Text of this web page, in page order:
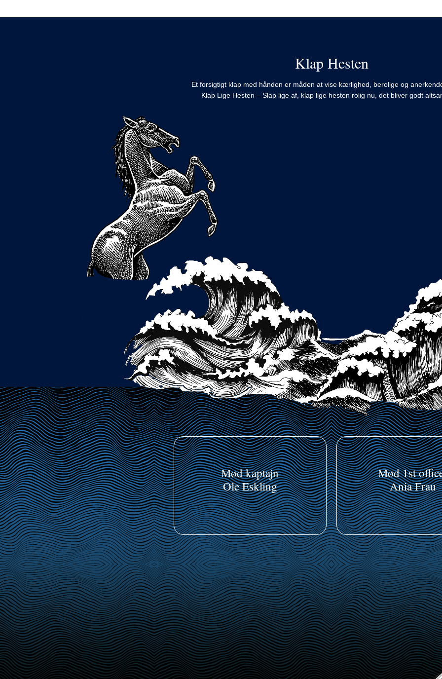
Klap Hesten
Et forsigtigt klap med hånden er måden at vise kærlighed, berolige og
Klap Lige Hesten – Slap lige af, klap lige hesten rolig nu, det bliver godt
Mød kaptajn
Ole Eskling
Mød 1st
Ania Frau